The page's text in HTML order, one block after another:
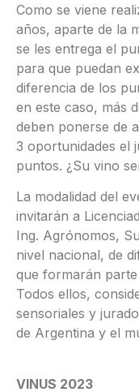
Como se viene
años, aparte de la
se les entrega el
para que puedan
diferencia de los
en este caso, más
deben ponerse de
3 oportunidades el
puntos. ¿Su vino
La modalidad del
invitarán a
Ing. Agrónomos,
nivel nacional, de
que formarán
Todos ellos,
sensoriales y
de Argentina y el
VINUS 2023